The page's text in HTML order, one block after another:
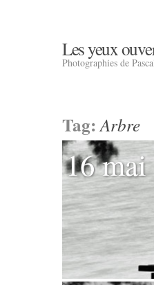
Les yeux
Photographies de
Tag:Arbre
16 mai